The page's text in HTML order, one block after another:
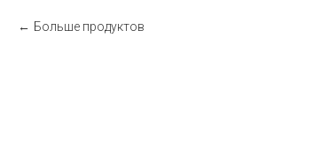
Больше продуктов